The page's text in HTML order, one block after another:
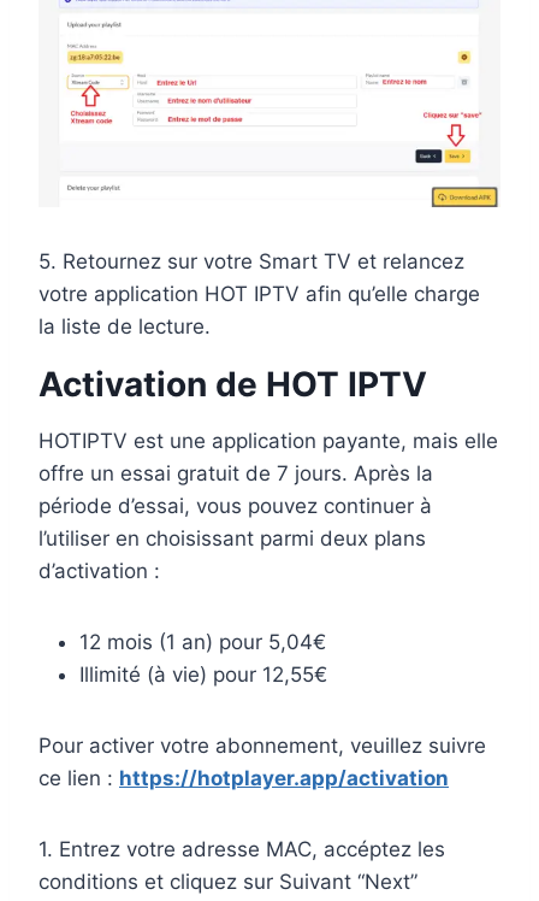
5. Retournez sur votre Smart TV et relancez
votre application HOT IPTV afin qu’elle charge
la liste de lecture.
Activation de HOT IPTV
HOTIPTV est une application payante, mais elle
offre un essai gratuit de 7 jours. Après la
période d’essai, vous pouvez continuer à
l’utiliser en choisissant parmi deux plans
d’activation :
12 mois (1 an) pour 5,04€
Illimité (à vie) pour 12,55€
Pour activer votre abonnement, veuillez suivre
ce lien : https://hotplayer.app/activation
1. Entrez votre adresse MAC, accéptez les
conditions et cliquez sur Suivant “Next”